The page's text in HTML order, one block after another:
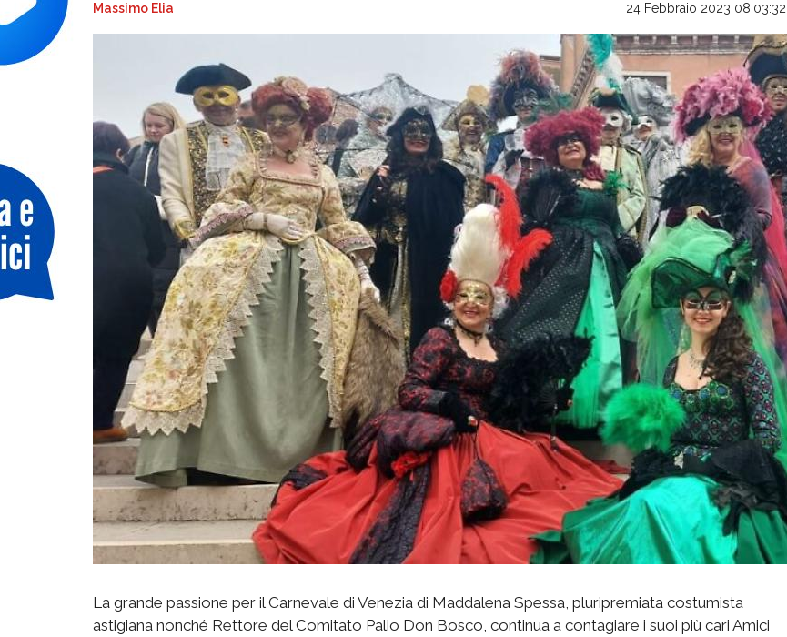
Massimo Elia 24 Febbraio 2023 08:03:32
La grande passione per il Carnevale di Venezia di Maddalena Spessa, pluripremiata costumista
astigiana nonché Rettore del Comitato Palio Don Bosco, continua a contagiare i suoi più cari Amici